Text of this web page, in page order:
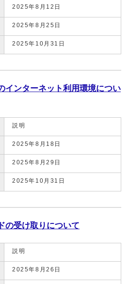
2025年8月12日
2025年8月25日
2025年10月31日
インターネット利用環境につい
説明
2025年8月18日
2025年8月29日
2025年10月31日
の受け取りについて
説明
2025年8月26日